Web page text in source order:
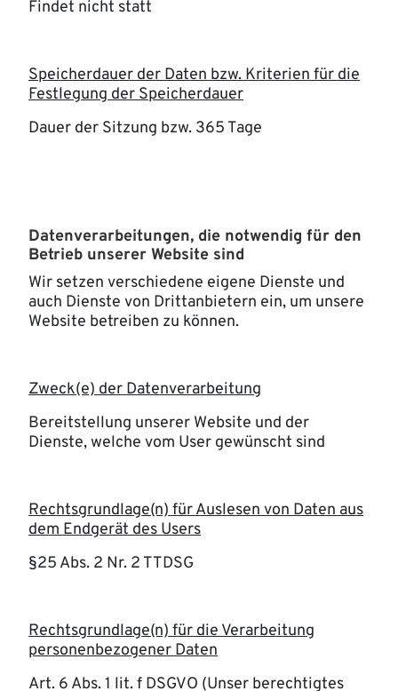
Findet nicht statt
Speicherdauer der Daten bzw. Kriterien für die
Festlegung der Speicherdauer
Dauer der Sitzung bzw. 365 Tage
Datenverarbeitungen, die notwendig für den
Betrieb unserer Website sind
Wir setzen verschiedene eigene Dienste und
auch Dienste von Drittanbietern ein, um unsere
Website betreiben zu können.
Zweck(e) der Datenverarbeitung
Bereitstellung unserer Website und der
Dienste, welche vom User gewünscht sind
Rechtsgrundlage(n) für Auslesen von Daten aus
dem Endgerät des Users
§25 Abs. 2 Nr. 2 TTDSG
Rechtsgrundlage(n) für die Verarbeitung
personenbezogener Daten
Art. 6 Abs. 1 lit. f DSGVO (Unser berechtigtes